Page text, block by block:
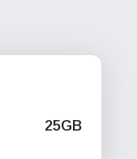
25GB